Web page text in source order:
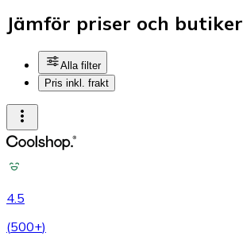
Jämför priser och butiker
Alla filter
Pris inkl. frakt
4.5
(500+)